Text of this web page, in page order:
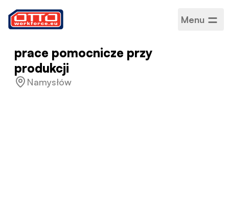
Menu
prace pomocnicze przy
produkcji
Namysłów